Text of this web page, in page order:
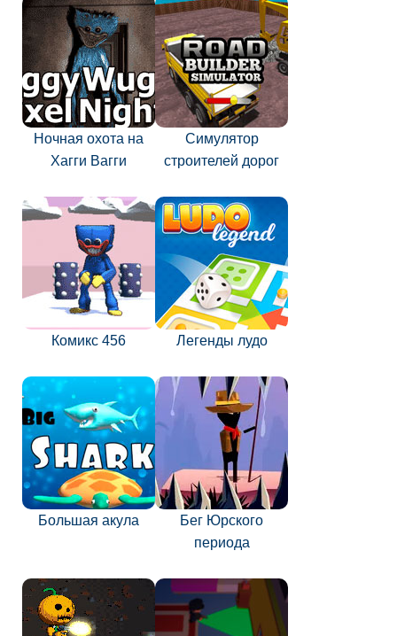
Ночная охота на
Хагги Вагги
Симулятор
строителей дорог
Комикс 456 Легенды лудо
Большая акула
Бег Юрского
периода